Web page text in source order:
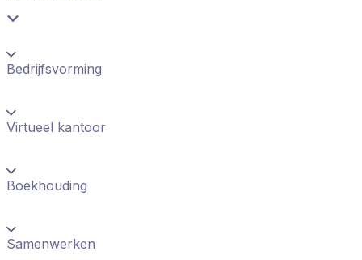
Bedrijfsvorming
Virtueel kantoor
Boekhouding
Samenwerken